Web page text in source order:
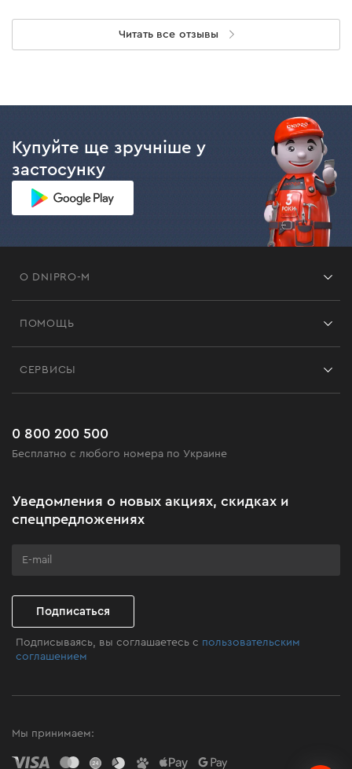
Читать все отзывы
Купуйте ще зручніше у
застосунку
О DNIPRO-M
Черная пятница
Клуб мастерства
ПОМОЩЬ
Часто задаваемые вопросы
СЕРВИСЫ
0 800 200 500
Бесплатно с любого номера по Украине
Уведомления о новых акциях, скидках и
спецпредложениях
Подписаться
Подписываясь, вы соглашаетесь с пользовательским
соглашением
Мы принимаем: